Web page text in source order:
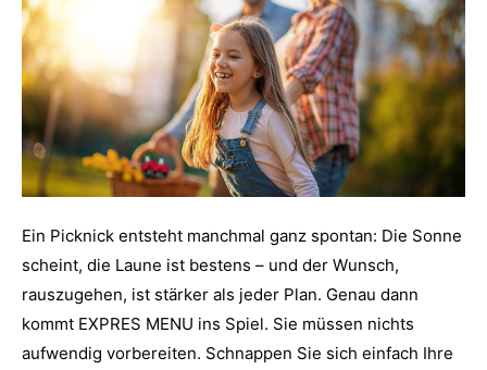
Ein Picknick entsteht manchmal ganz spontan: Die Sonne
scheint, die Laune ist bestens – und der Wunsch,
rauszugehen, ist stärker als jeder Plan. Genau dann
kommt EXPRES MENU ins Spiel. Sie müssen nichts
aufwendig vorbereiten. Schnappen Sie sich einfach Ihre